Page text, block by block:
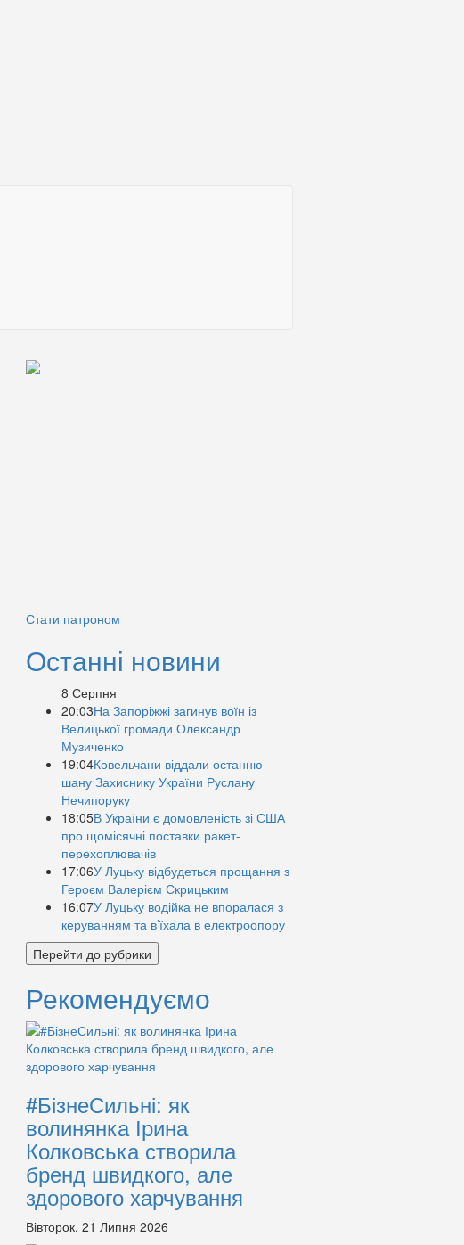
Стати патроном
Останні новини
8 Серпня
20:03На Запоріжжі загинув воїн із
Велицької громади Олександр
Музиченко
19:04Ковельчани віддали останню
шану Захиснику України Руслану
Нечипоруку
18:05В України є домовленість зі США
про щомісячні поставки ракет-
перехоплювачів
17:06У Луцьку відбудеться прощання з
Героєм Валерієм Скрицьким
16:07У Луцьку водійка не впоралася з
керуванням та в’їхала в електроопору
Перейти до рубрики
Рекомендуємо
#БізнеСильні: як
волинянка Ірина
Колковська створила
бренд швидкого, але
здорового харчування
Вівторок, 21 Липня 2026